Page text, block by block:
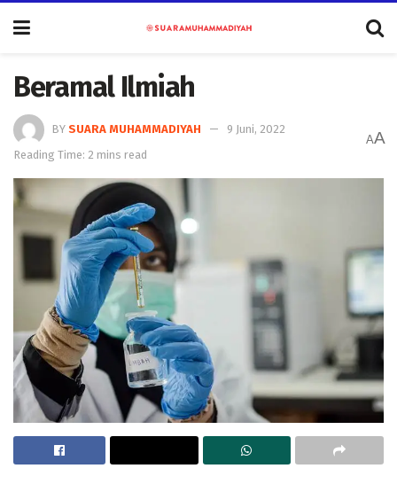
Beramal Ilmiah
BY SUARA MUHAMMADIYAH
9 Juni, 2022
Reading Time: 2 mins read
AA